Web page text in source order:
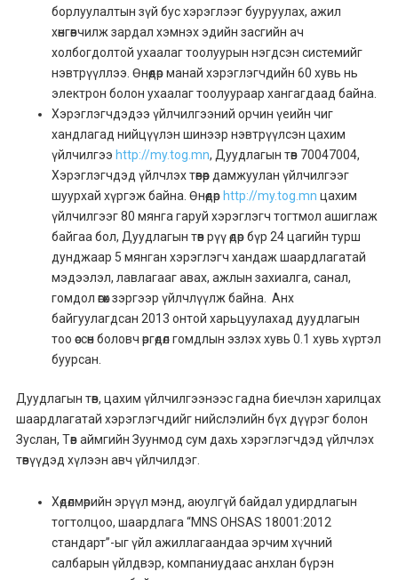
борлуулалтын зүй бус хэрэглээг бууруулах, ажил
хөнгөвчилж зардал хэмнэх эдийн засгийн ач
холбогдолтой ухаалаг тоолуурын нэгдсэн системийг
нэвтрүүллээ. Өнөөдөр манай хэрэглэгчдийн 60 хувь нь
электрон болон ухаалаг тоолуураар хангагдаад байна.
Хэрэглэгчдэдээ үйлчилгээний орчин үеийн чиг
хандлагад нийцүүлэн шинээр нэвтрүүлсэн цахим
үйлчилгээ http://my.tog.mn, Дуудлагын төв 70047004,
Хэрэглэгчдэд үйлчлэх төвөөр дамжуулан үйлчилгээг
шуурхай хүргэж байна. Өнөөдөр http://my.tog.mn цахим
үйлчилгээг 80 мянга гаруй хэрэглэгч тогтмол ашиглаж
байгаа бол, Дуудлагын төв рүү өдөр бүр 24 цагийн турш
дунджаар 5 мянган хэрэглэгч хандаж шаардлагатай
мэдээлэл, лавлагааг авах, ажлын захиалга, санал,
гомдол өгөх зэргээр үйлчлүүлж байна. Анх
байгуулагдсан 2013 онтой харьцуулахад дуудлагын
тоо өссөн боловч өргөдөл гомдлын эзлэх хувь 0.1 хувь хүртэл
буурсан.
Дуудлагын төв, цахим үйлчилгээнээс гадна биечлэн харилцах
шаардлагатай хэрэглэгчдийг нийслэлийн бүх дүүрэг болон
Зуслан, Төв аймгийн Зуунмод сум дахь хэрэглэгчдэд үйлчлэх
төвүүдэд хүлээн авч үйлчилдэг.
Хөдөлмөрийн эрүүл мэнд, аюулгүй байдал удирдлагын
тогтолцоо, шаардлага “MNS OHSAS 18001:2012
стандарт”-ыг үйл ажиллагаандаа эрчим хүчний
салбарын үйлдвэр, компаниудаас анхлан бүрэн